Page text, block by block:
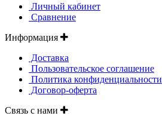
Личный кабинет
Сравнение
Информация
Доставка
Пользовательское соглашение
Политика конфиденциальности
Договор-оферта
Связь с нами